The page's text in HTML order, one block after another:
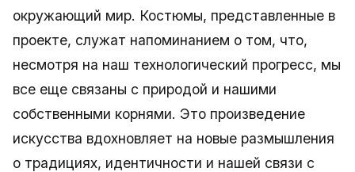
окружающий мир. Костюмы, представленные в
проекте, служат напоминанием о том, что,
несмотря на наш технологический прогресс, мы
все еще связаны с природой и нашими
собственными корнями. Это произведение
искусства вдохновляет на новые размышления
о традициях, идентичности и нашей связи с